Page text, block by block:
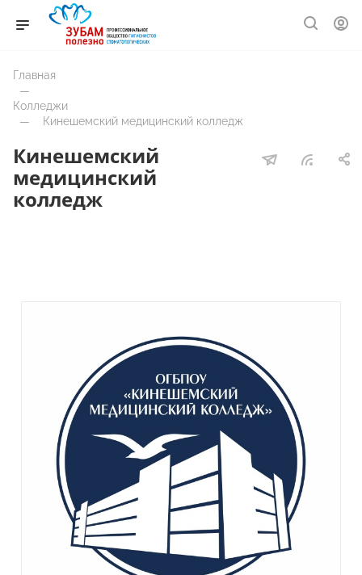
Кинешемский
медицинский
колледж
Главная
—
Колледжи
—
Кинешемский медицинский колледж